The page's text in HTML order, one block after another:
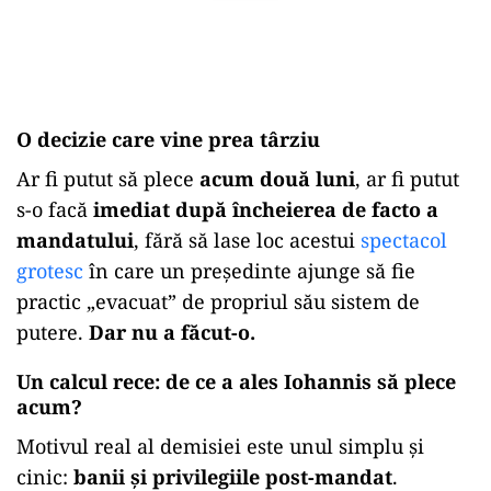
O decizie care vine prea târziu
Ar fi putut să plece acum două luni, ar fi putut
s-o facă imediat după încheierea de facto a
mandatului, fără să lase loc acestui spectacol
grotesc în care un președinte ajunge să fie
practic „evacuat” de propriul său sistem de
putere. Dar nu a făcut-o.
Un calcul rece: de ce a ales Iohannis să plece
acum?
Motivul real al demisiei este unul simplu și
cinic: banii și privilegiile post-mandat.